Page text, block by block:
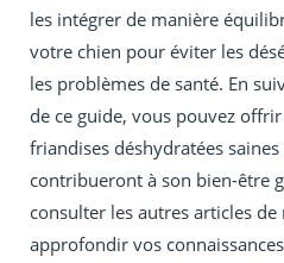
les intégrer de manière
votre chien pour éviter les
les problèmes de santé. En
de ce guide, vous pouvez
friandises déshydratées
contribueront à son bien-être
consulter les autres articles
approfondir vos